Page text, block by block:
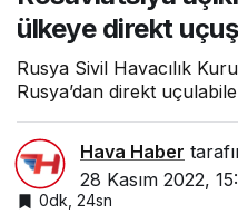
ülkeye direkt uçuş
Rusya Sivil Havacılık
Rusya’dan direkt
Hava Haber
28 Kasım 2022,
0dk, 24sn